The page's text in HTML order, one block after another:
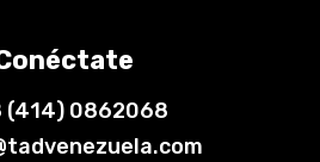
(414) 0862068